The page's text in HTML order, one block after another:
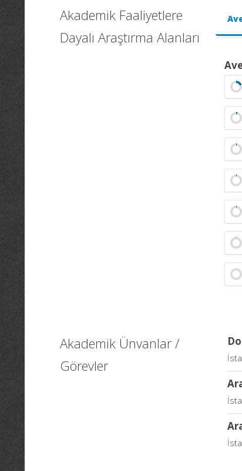
Akademik Faaliyetlere
Dayalı Araştırma Alanları
Akademik Ünvanlar /
Görevler